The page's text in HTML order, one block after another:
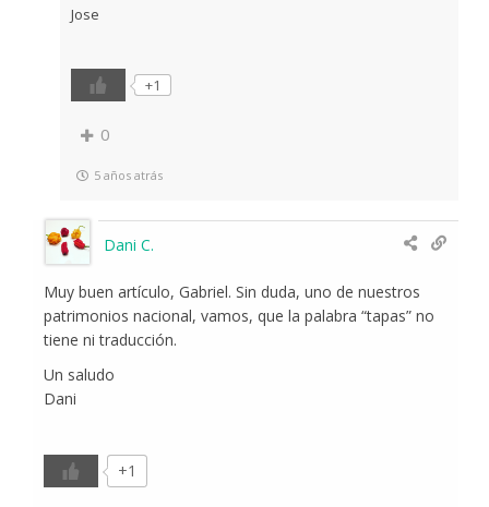
Jose
+1
0
5 años atrás
Dani C.
Muy buen artículo, Gabriel. Sin duda, uno de nuestros
patrimonios nacional, vamos, que la palabra “tapas” no
tiene ni traducción.
Un saludo
Dani
+1